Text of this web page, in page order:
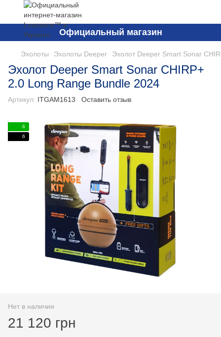
Официальный магазин
Эхолоты Эхолоты Deeper Эхолот Deeper Smart Sonar
Эхолот Deeper Smart Sonar CHIRP+
2.0 Long Range Bundle 2024
Артикул: ITGAM1613 Оставить отзыв
6
6
Нет в наличии
21 120 грн